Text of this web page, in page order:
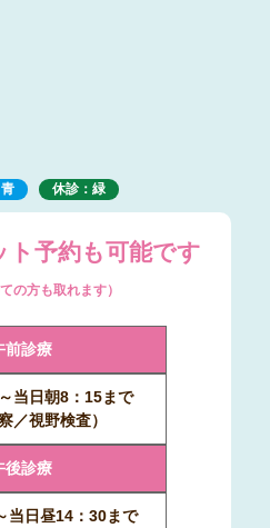
休診：緑
ト予約も可能です
の方も取れます）
前診療
当日朝8：15まで
／視野検査）
後診療
当日昼14：30まで